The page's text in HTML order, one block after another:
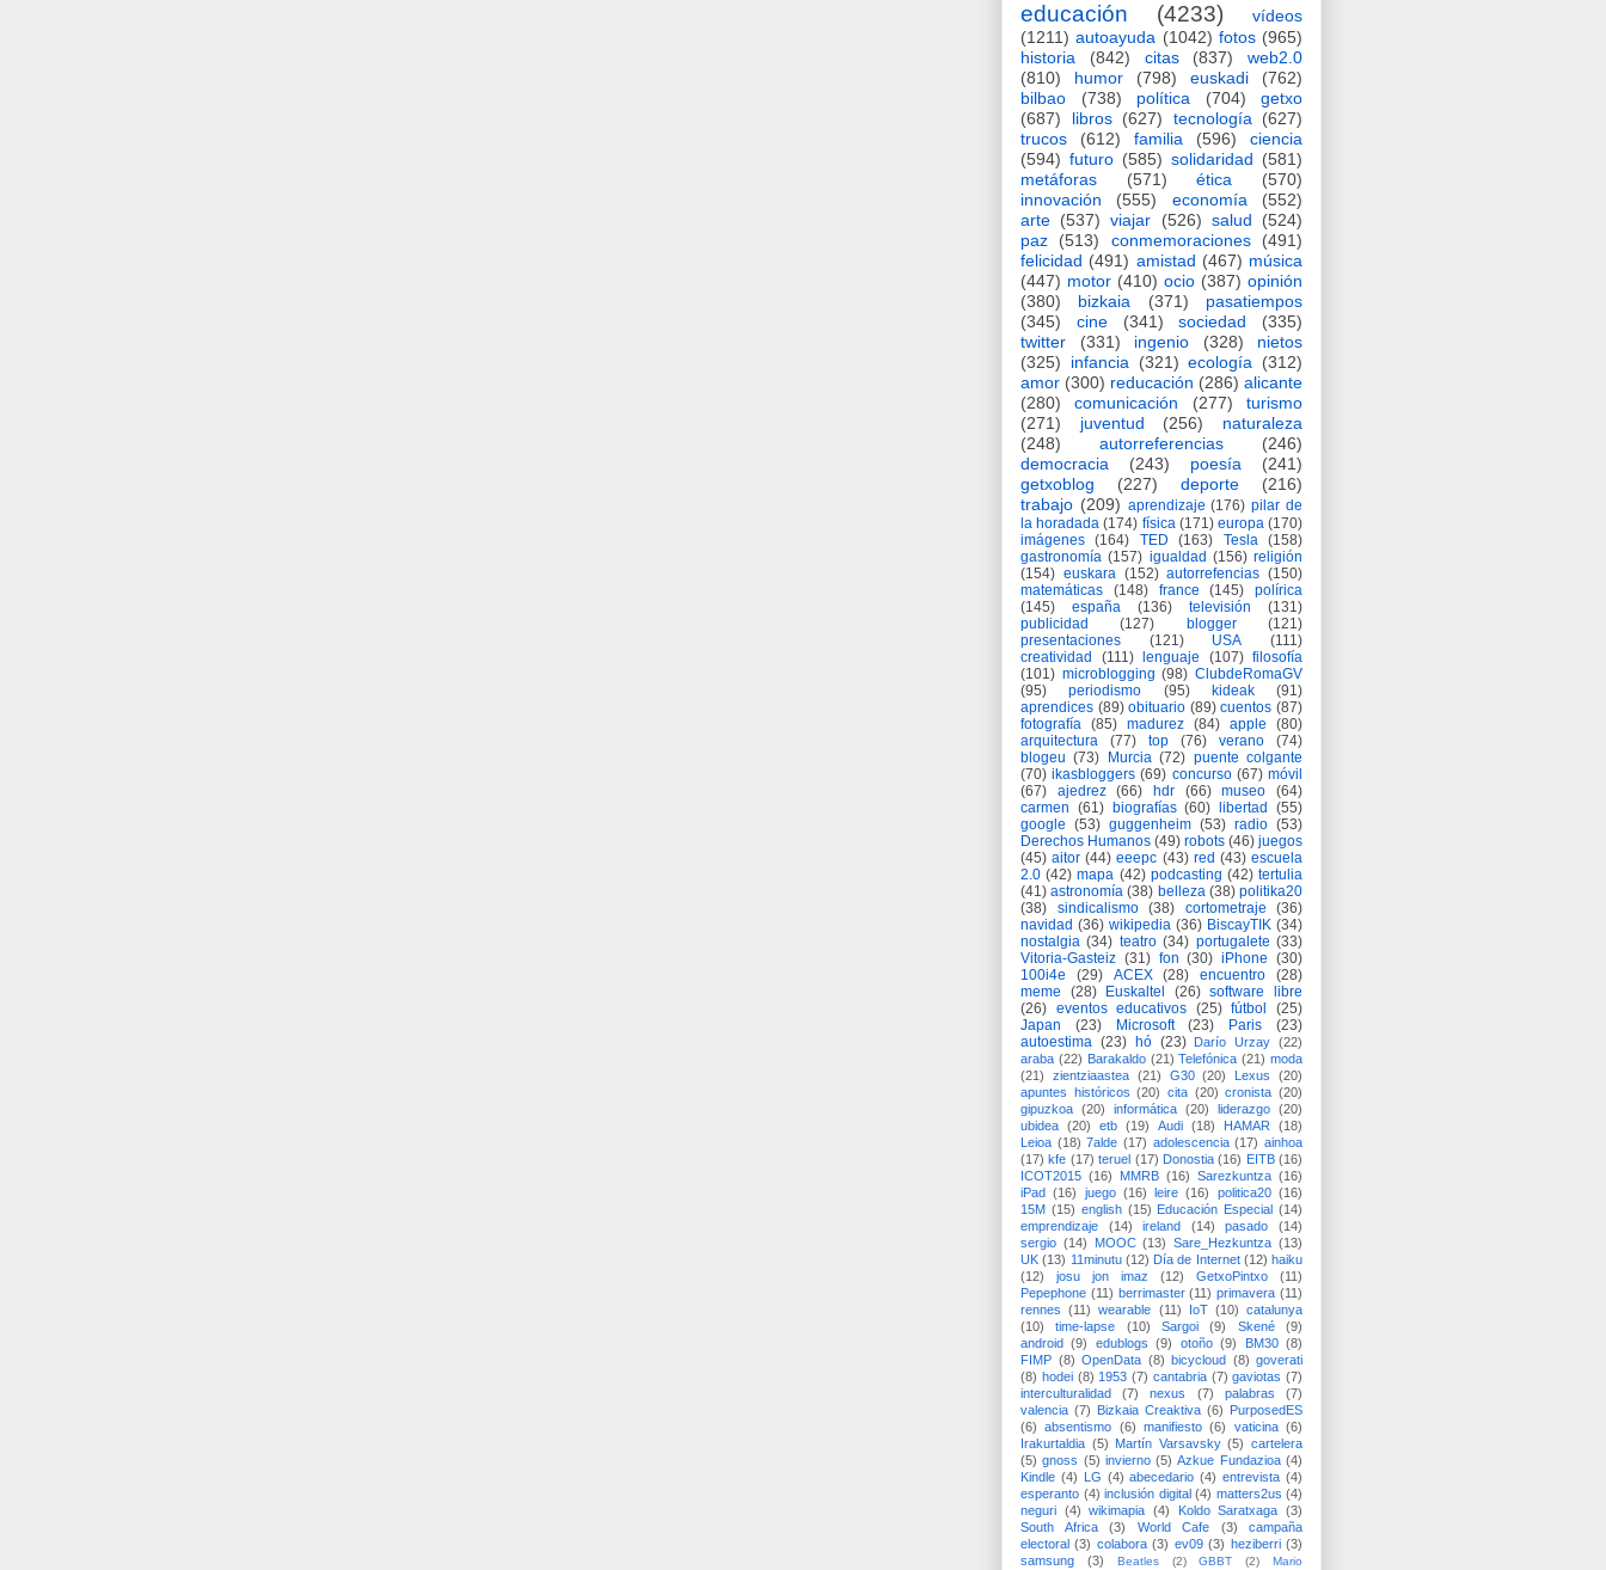
educación (4233)
vídeos
(1211) autoayuda (1042) fotos (965)
historia
(842) citas (837)
web2.0
(810)
humor (798) euskadi
(762)
bilbao
(738) política (704)
getxo
(687)
libros (627) tecnología
(627)
trucos
(612) familia (596)
ciencia
(594) futuro (585) solidaridad (581)
metáforas
(571) ética
(570)
innovación
(555) economía
(552)
arte (537) viajar (526) salud
(524)
paz
(513) conmemoraciones
(491)
felicidad (491) amistad (467) música
(447) motor (410) ocio (387) opinión
(380)
bizkaia (371)
pasatiempos
(345)
cine (341) sociedad
(335)
twitter
(331) ingenio (328)
nietos
(325)
infancia (321) ecología
(312)
amor (300) reducación (286) alicante
(280)
comunicación (277)
turismo
(271)
juventud (256)
naturaleza
(248)
autorreferencias
(246)
democracia
(243) poesía
(241)
getxoblog
(227) deporte
(216)
trabajo (209) aprendizaje (176) pilar de
la horadada (174) física (171) europa (170)
imágenes
(164) TED (163) Tesla
(158)
gastronomía (157) igualdad (156) religión
(154) euskara (152) autorrefencias (150)
matemáticas
(148) france (145)
polírica
(145)
españa (136) televisión
(131)
publicidad
(127) blogger
(121)
presentaciones
(121) USA
(111)
creatividad
(111) lenguaje (107) filosofía
(101) microblogging (98) ClubdeRomaGV
(95)
periodismo (95) kideak
(91)
aprendices (89) obituario (89) cuentos (87)
fotografía (85) madurez (84) apple
(80)
arquitectura
(77) top (76) verano
(74)
blogeu (73) Murcia (72) puente colgante
(70) ikasbloggers (69) concurso (67) móvil
(67)
ajedrez (66) hdr (66) museo
(64)
carmen (61) biografías (60) libertad
(55)
google (53) guggenheim (53) radio (53)
Derechos Humanos (49) robots (46) juegos
(45) aitor (44) eeepc (43) red (43) escuela
2.0 (42) mapa (42) podcasting (42) tertulia
(41) astronomía (38) belleza (38) politika20
(38)
sindicalismo (38) cortometraje
(36)
navidad (36) wikipedia (36) BiscayTIK (34)
nostalgia (34) teatro (34) portugalete (33)
Vitoria-Gasteiz (31) fon (30) iPhone (30)
100i4e
(29) ACEX (28) encuentro
(28)
meme
(28) Euskaltel (26) software libre
(26) eventos educativos (25) fútbol
(25)
Japan
(23) Microsoft (23) Paris
(23)
autoestima (23) hó (23) Darío Urzay (22)
araba (22) Barakaldo (21) Telefónica (21) moda
(21)
zientziaastea (21) G30 (20) Lexus
(20)
apuntes históricos (20) cita (20) cronista (20)
gipuzkoa (20) informática (20) liderazgo (20)
ubidea (20) etb (19) Audi (18) HAMAR
(18)
Leioa (18) 7alde (17) adolescencia (17) ainhoa
(17) kfe (17) teruel (17) Donostia (16) EITB (16)
ICOT2015 (16) MMRB (16) Sarezkuntza (16)
iPad (16) juego (16) leire (16) politica20 (16)
15M (15) english (15) Educación Especial (14)
emprendizaje
(14) ireland (14) pasado
(14)
sergio (14) MOOC (13) Sare_Hezkuntza (13)
UK (13) 11minutu (12) Día de Internet (12) haiku
(12)
josu jon imaz (12) GetxoPintxo
(11)
Pepephone (11) berrimaster (11) primavera (11)
rennes (11) wearable (11) IoT (10) catalunya
(10)
time-lapse (10) Sargoi (9) Skené
(9)
android (9) edublogs (9) otoño (9) BM30 (8)
FIMP (8) OpenData (8) bicycloud (8) goverati
(8) hodei (8) 1953 (7) cantabria (7) gaviotas (7)
interculturalidad
(7) nexus (7) palabras
(7)
valencia (7) Bizkaia Creaktiva (6) PurposedES
(6)
absentismo (6) manifiesto (6) vaticina (6)
Irakurtaldia (5) Martín Varsavsky (5) cartelera
(5) gnoss (5) invierno (5) Azkue Fundazioa (4)
Kindle (4) LG (4) abecedario (4) entrevista (4)
esperanto (4) inclusión digital (4) matters2us (4)
neguri (4) wikimapia (4) Koldo Saratxaga (3)
South Africa
(3) World Cafe (3)
campaña
electoral (3) colabora (3) ev09 (3) heziberri (3)
samsung
(3) Beatles (2) GBBT (2)
Mario